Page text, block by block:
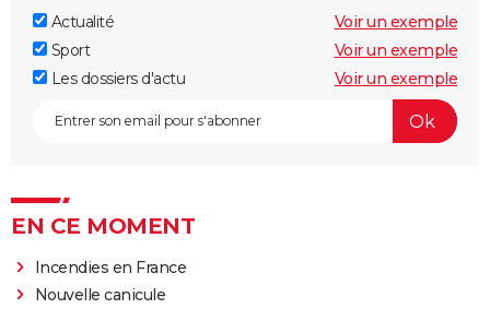
Actualité
Voir un exemple
Sport
Voir un exemple
Les dossiers d'actu
Voir un exemple
EN CE MOMENT
Incendies en France
Nouvelle canicule